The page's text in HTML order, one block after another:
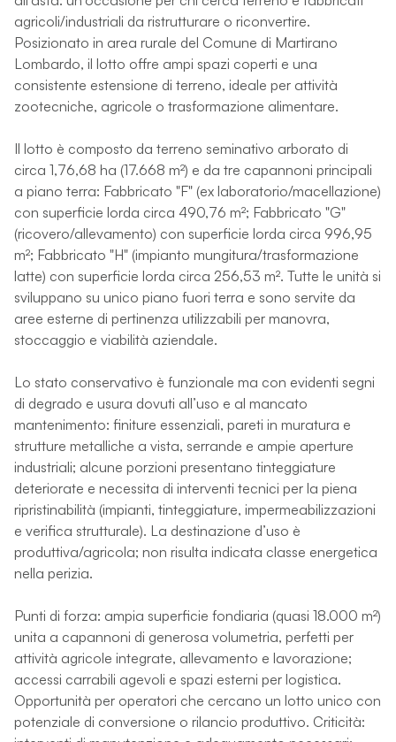
agricoli/industriali da ristrutturare o riconvertire.
Posizionato in area rurale del Comune di Martirano
Lombardo, il lotto offre ampi spazi coperti e una
consistente estensione di terreno, ideale per attività
zootecniche, agricole o trasformazione alimentare.
Il lotto è composto da terreno seminativo arborato di
circa 1,76,68 ha (17.668 m²) e da tre capannoni principali
a piano terra: Fabbricato "F" (ex laboratorio/macellazione)
con superficie lorda circa 490,76 m²; Fabbricato "G"
(ricovero/allevamento) con superficie lorda circa 996,95
m²; Fabbricato "H" (impianto mungitura/trasformazione
latte) con superficie lorda circa 256,53 m². Tutte le unità si
sviluppano su unico piano fuori terra e sono servite da
aree esterne di pertinenza utilizzabili per manovra,
stoccaggio e viabilità aziendale.
Lo stato conservativo è funzionale ma con evidenti segni
di degrado e usura dovuti all’uso e al mancato
mantenimento: finiture essenziali, pareti in muratura e
strutture metalliche a vista, serrande e ampie aperture
industriali; alcune porzioni presentano tinteggiature
deteriorate e necessita di interventi tecnici per la piena
ripristinabilità (impianti, tinteggiature, impermeabilizzazioni
e verifica strutturale). La destinazione d’uso è
produttiva/agricola; non risulta indicata classe energetica
nella perizia.
Punti di forza: ampia superficie fondiaria (quasi 18.000 m²)
unita a capannoni di generosa volumetria, perfetti per
attività agricole integrate, allevamento e lavorazione;
accessi carrabili agevoli e spazi esterni per logistica.
Opportunità per operatori che cercano un lotto unico con
potenziale di conversione o rilancio produttivo. Criticità: